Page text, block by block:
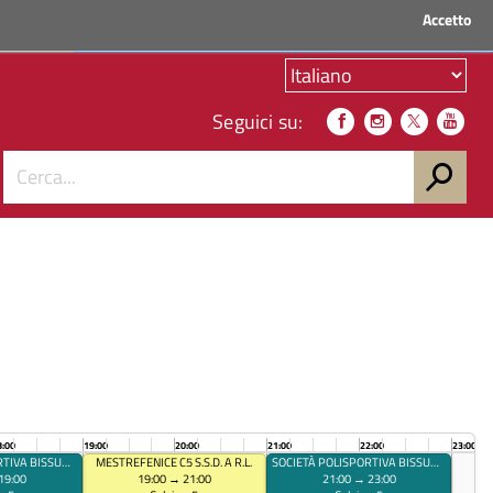
Accetto
Seguici su:
19:00 20:00 21:00 22:00 23:00
MESTREFENICE C5 S.S.D. A R.L.
19:00 → 21:00
SOCIETÀ POLISPORTIVA BISSUOLA
SOCIETÀ POLISPORTIVA BISSUOLA
21:00 → 23:00